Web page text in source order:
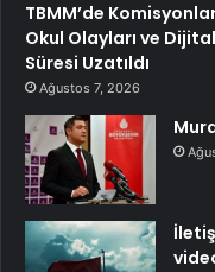
TBMM’de
Okul Olayları ve
Süresi Uzatıldı
Ağustos 7, 2026